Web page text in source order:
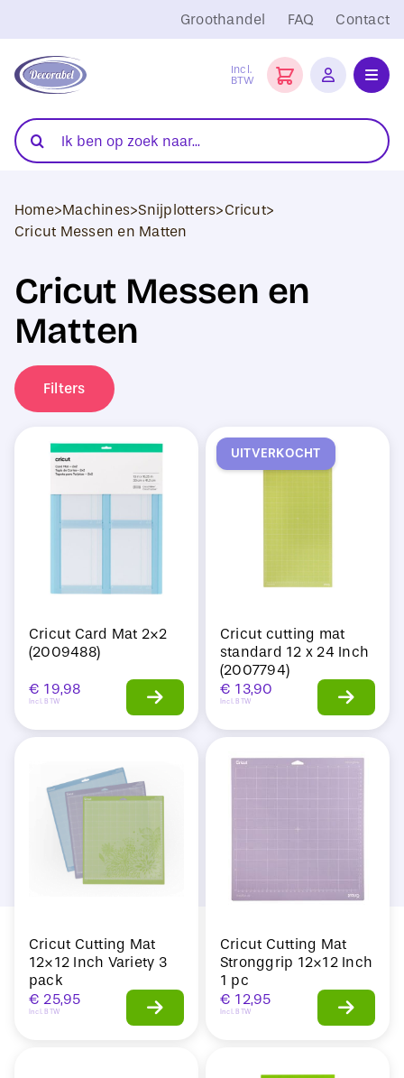
naar
inhoud
Groothandel FAQ Contact
Incl.
BTW
Folies
Transferpersen
Blanco Textiel
DTF Transfers
Sale
Zoeken
naar:
Home>Machines>Snijplotters>Cricut>
Cricut Messen en Matten
Cricut Messen en
Matten
Filters
Cricut Card Mat 2×2
(2009488)
€ 19,98
Incl. BTW
UITVERKOCHT
Cricut cutting mat
standard 12 x 24 Inch
(2007794)
€ 13,90
Incl. BTW
Cricut Cutting Mat
12×12 Inch Variety 3
pack
€ 25,95
Incl. BTW
Cricut Cutting Mat
Stronggrip 12×12 Inch
1 pc
€ 12,95
Incl. BTW